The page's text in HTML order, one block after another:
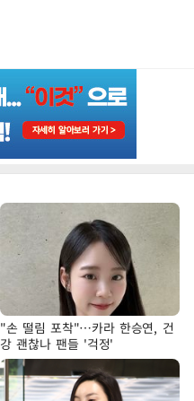
"손 떨림 포착"…카라 한승연, 건
강 괜찮나 팬들 '걱정'